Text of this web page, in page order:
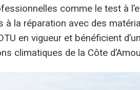
comme le test à
la réparation avec des
en vigueur et bénéficient
climatiques de la Côte